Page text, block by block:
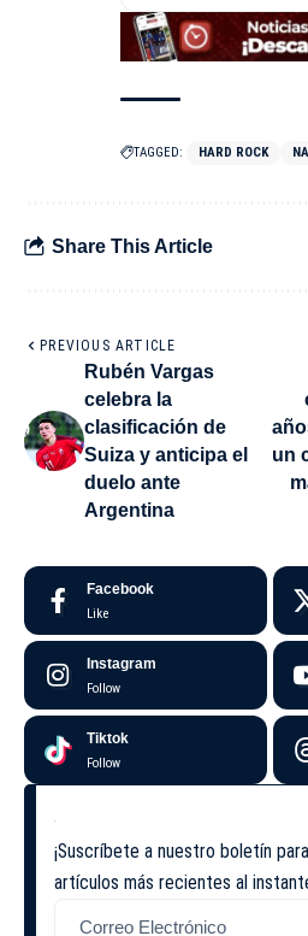
TAGGED: HARD ROCK
Share This Article
PREVIOUS ARTICLE
Rubén Vargas
celebra la
clasificación de
Suiza y anticipa el
duelo ante
Argentina
un
Facebook
Like
Instagram
Follow
Tiktok
Follow
¡Suscríbete a nuestro boletín
artículos más recientes al